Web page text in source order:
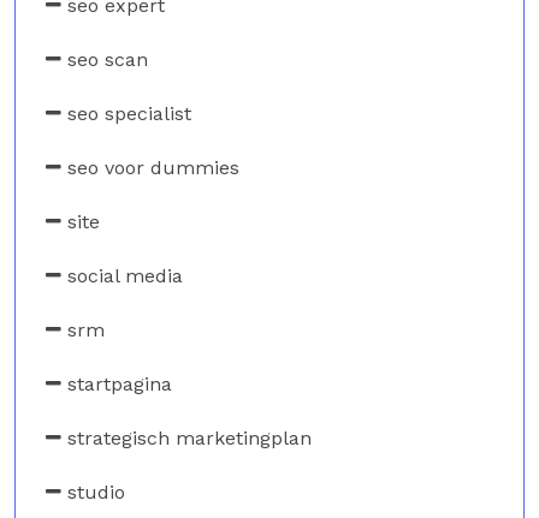
seo expert
seo scan
seo specialist
seo voor dummies
site
social media
srm
startpagina
strategisch marketingplan
studio